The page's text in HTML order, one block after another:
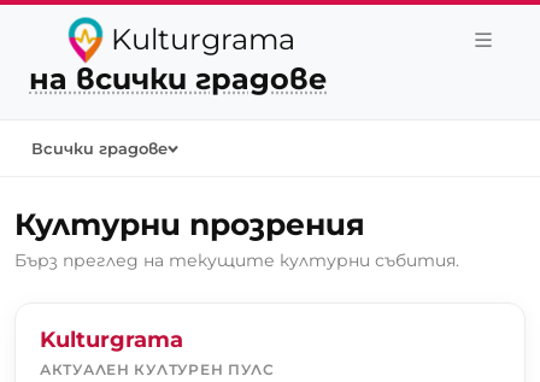
Kulturgrama
на всички градове
Всички градове
Културни прозрения
Бърз преглед на текущите културни събития.
Kulturgrama
АКТУАЛЕН КУЛТУРЕН ПУЛС